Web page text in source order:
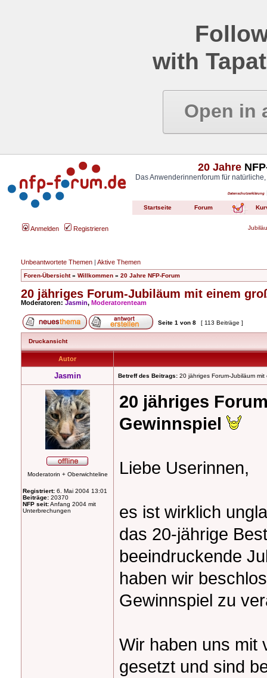
with
Open in
20 Jahre
Das Anwenderinnenforum für
Datenschutzerklärung
Startseite Forum
Anmelden Registrieren
Unbeantwortete Themen | Aktive Themen
Foren-Übersicht» Willkommen » 20 Jahre NFP-Forum
20 jähriges Forum-Jubiläum mit einem
Moderatoren:Jasmin, Moderatorenteam
Seite 1 von 8 [ 113 Beiträge ]
Druckansicht
Autor
Jasmin Betreff des Beitrags: 20 jähriges Forum-Jubiläum
Moderatorin + Oberwichteline
Registriert: 6. Mai 2004 13:01
Beiträge: 20370
NFP seit:Anfang 2004 mit
Unterbrechungen
20 jähriges
Gewinnspiel
Liebe Userinnen,
es ist wirklich
das 20-jährige
beeindruckende
haben wir
Gewinnspiel zu
Wir haben uns mit
gesetzt und sind